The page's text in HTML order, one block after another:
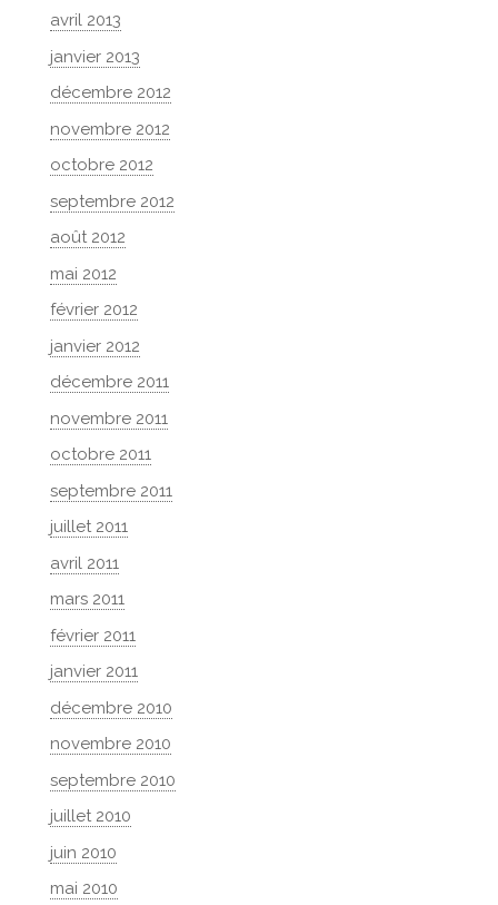
avril 2013
janvier 2013
décembre 2012
novembre 2012
octobre 2012
septembre 2012
août 2012
mai 2012
février 2012
janvier 2012
décembre 2011
novembre 2011
octobre 2011
septembre 2011
juillet 2011
avril 2011
mars 2011
février 2011
janvier 2011
décembre 2010
novembre 2010
septembre 2010
juillet 2010
juin 2010
mai 2010